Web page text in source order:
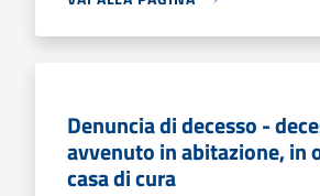
Denuncia di decesso -
avvenuto in abitazione, in
casa di cura